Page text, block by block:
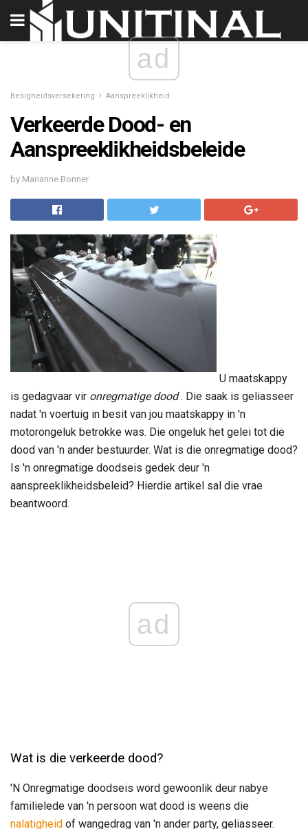
ad
Besigheidsversekering Aanspreeklikheid
Verkeerde Dood- en
Aanspreeklikheidsbeleide
by Marianne Bonner
U maatskappy
is gedagvaar vir onregmatige dood. Die saak is geliasseer
nadat 'n voertuig in besit van jou maatskappy in 'n
motorongeluk betrokke was. Die ongeluk het gelei tot die
dood van 'n ander bestuurder. Wat is die onregmatige dood?
Is 'n onregmatige doodseis gedek deur 'n
aanspreeklikheidsbeleid? Hierdie artikel sal die vrae
beantwoord.
ad
Wat is die verkeerde dood?
'N Onregmatige doodseis word gewoonlik deur nabye
familielede van 'n persoon wat dood is weens die
nalatigheid of wangedrag van 'n ander party, geliasseer.